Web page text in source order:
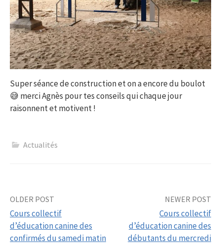
Super séance de construction et on a encore du boulot
😅 merci Agnès pour tes conseils qui chaque jour
raisonnent et motivent !
Actualités
Post
navigation
OLDER POST
Cours collectif
d’éducation canine des
confirmés du samedi matin
NEWER POST
Cours collectif
d’éducation canine des
débutants du mercredi